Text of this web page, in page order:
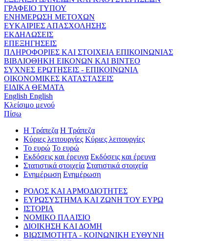
ΓΡΑΦΕΙΟ ΤΥΠΟΥ
ΕΝΗΜΕΡΩΣΗ ΜΕΤΟΧΩΝ
ΕΥΚΑΙΡΙΕΣ ΑΠΑΣΧΟΛΗΣΗΣ
ΕΚΔΗΛΩΣΕΙΣ
ΕΠΕΞΗΓΗΣΕΙΣ
ΠΛΗΡΟΦΟΡΙΕΣ ΚΑΙ ΣΤΟΙΧΕΙΑ ΕΠΙΚΟΙΝΩΝΙΑΣ
ΒΙΒΛΙΟΘΗΚΗ ΕΙΚΟΝΩΝ ΚΑΙ ΒΙΝΤΕΟ
ΣΥΧΝΕΣ ΕΡΩΤΗΣΕΙΣ - ΕΠΙΚΟΙΝΩΝΙΑ
ΟΙΚΟΝΟΜΙΚΕΣ ΚΑΤΑΣΤΑΣΕΙΣ
ΕΙΔΙΚΑ ΘΕΜΑΤΑ
English English
Κλείσιμο μενού
Πίσω
Η Τράπεζα Η Τράπεζα
Κύριες λειτουργίες Κύριες λειτουργίες
Το ευρώ Το ευρώ
Εκδόσεις και έρευνα Εκδόσεις και έρευνα
Στατιστικά στοιχεία Στατιστικά στοιχεία
Ενημέρωση Ενημέρωση
ΡΟΛΟΣ ΚΑΙ ΑΡΜΟΔΙΟΤΗΤΕΣ
ΕΥΡΩΣΥΣΤΗΜΑ ΚΑΙ ΖΩΝΗ ΤΟΥ ΕΥΡΩ
ΙΣΤΟΡΙΑ
ΝΟΜΙΚΟ ΠΛΑΙΣΙΟ
ΔΙΟΙΚΗΣΗ ΚΑΙ ΔΟΜΗ
ΒΙΩΣΙΜΟΤΗΤΑ - ΚΟΙΝΩΝΙΚΗ ΕΥΘΥΝΗ